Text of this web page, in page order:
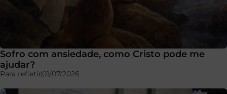
Sofro com ansiedade, como Cristo pode me
ajudar?
Para refletir01/07/2026